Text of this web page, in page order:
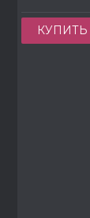
КУПИТЬ